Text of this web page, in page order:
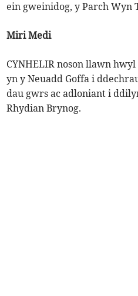
ein gweinidog, y Parch Wyn
Miri Medi
CYNHELIR noson llawn
yn y Neuadd Goffa i
dau gwrs ac adloniant i
Rhydian Brynog.